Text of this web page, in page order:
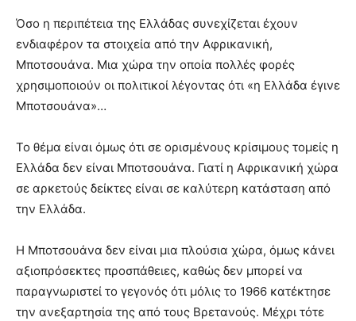
Όσο η περιπέτεια της Ελλάδας συνεχίζεται έχουν
ενδιαφέρον τα στοιχεία από την Αφρικανική,
Μποτσουάνα. Μια χώρα την οποία πολλές φορές
χρησιμοποιούν οι πολιτικοί λέγοντας ότι «η Ελλάδα έγινε
Μποτσουάνα»…
Το θέμα είναι όμως ότι σε ορισμένους κρίσιμους τομείς η
Ελλάδα δεν είναι Μποτσουάνα. Γιατί η Αφρικανική χώρα
σε αρκετούς δείκτες είναι σε καλύτερη κατάσταση από
την Ελλάδα.
Η Μποτσουάνα δεν είναι μια πλούσια χώρα, όμως κάνει
αξιοπρόσεκτες προσπάθειες, καθώς δεν μπορεί να
παραγνωριστεί το γεγονός ότι μόλις το 1966 κατέκτησε
την ανεξαρτησία της από τους Βρετανούς. Μέχρι τότε